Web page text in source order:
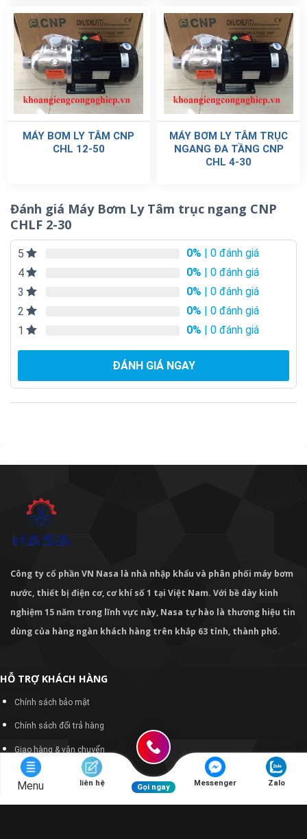
MÁY BƠM LY TÂM CNP
CHL 12-50
MÁY BƠM LY TÂM TRỤC
NGANG ĐA TẦNG CNP
CHL 4-30
Đánh giá Máy Bơm Ly Tâm trục ngang CNP
CHLF 2-30
5 0% | 0 đánh giá
4
0% | 0 đánh giá
3
0% | 0 đánh giá
2
0% | 0 đánh giá
1
0% | 0 đánh giá
ĐÁNH GIÁ NGAY
Công ty cổ phần VN Nasa là nhà nhập khẩu và phân phối máy bơm
nước, thiết bị điện cơ, cơ khí số 1 tại Việt Nam. Với bề dày kinh
nghiệm 15 năm trong lĩnh vực này, Nasa tự hào là thương hiệu tin
dùng của hàng ngàn khách hàng trên khắp 63 tỉnh, thành phố.
HỖ TRỢ KHÁCH HÀNG
Chính sách bảo mật
Chính sách đổi trả hàng
Giao hàng & vận chuyển
Mua hàng và thanh toán
Menu liên hệ Gọi ngay Messenger Zalo